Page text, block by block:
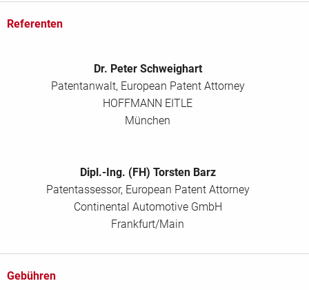
Referenten
Dr. Peter Schweighart
Patentanwalt, European Patent Attorney
HOFFMANN EITLE
München
Dipl.-Ing. (FH) Torsten Barz
Patentassessor, European Patent Attorney
Continental Automotive GmbH
Frankfurt/Main
Gebühren